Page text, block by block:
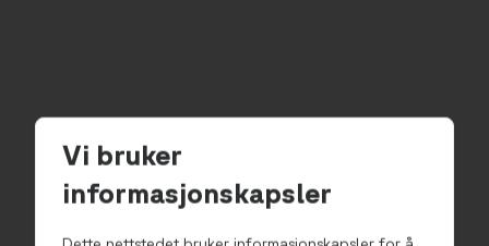
Vi bruker
informasjonskapsler